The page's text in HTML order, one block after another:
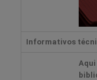
Informativos